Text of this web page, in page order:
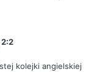
2:2
kolejki angielskiej